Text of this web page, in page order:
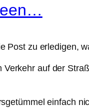
Post zu erledigen,
auf der
einfach